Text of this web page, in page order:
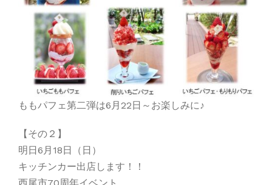
ももパフェ第二弾は6月22日～お楽しみに♪
【その２】
明日6月18日（日）
キッチンカー出店します！！
西尾市70周年イベント